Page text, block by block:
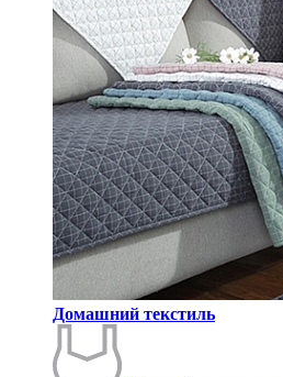
Домашний текстиль